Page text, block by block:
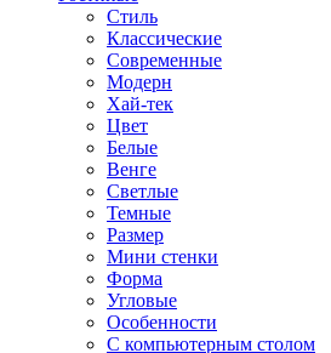
Стиль
Классические
Современные
Модерн
Хай-тек
Цвет
Белые
Венге
Светлые
Темные
Размер
Мини стенки
Форма
Угловые
Особенности
С компьютерным столом